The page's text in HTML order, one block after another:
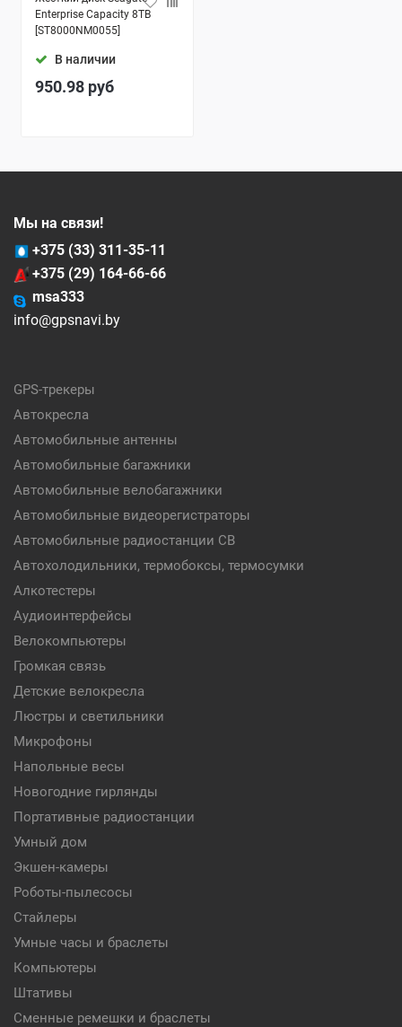
Enterprise Capacity 8TB
[ST8000NM0055]
В наличии
950.98 руб
Мы на связи!
+375 (33) 311-35-11
+375 (29) 164-66-66
msa333
info@gpsnavi.by
GPS-трекеры
Автокресла
Автомобильные антенны
Автомобильные багажники
Автомобильные велобагажники
Автомобильные видеорегистраторы
Автомобильные радиостанции CB
Автохолодильники, термобоксы, термосумки
Алкотестеры
Аудиоинтерфейсы
Велокомпьютеры
Громкая связь
Детские велокресла
Люстры и светильники
Микрофоны
Напольные весы
Новогодние гирлянды
Портативные радиостанции
Умный дом
Экшен-камеры
Роботы-пылесосы
Стайлеры
Умные часы и браслеты
Компьютеры
Штативы
Сменные ремешки и браслеты